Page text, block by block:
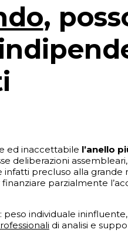
,
ed inaccettabile l’anello
deliberazioni
precluso alla grande
parzialmente
: peso individuale
di analisi e